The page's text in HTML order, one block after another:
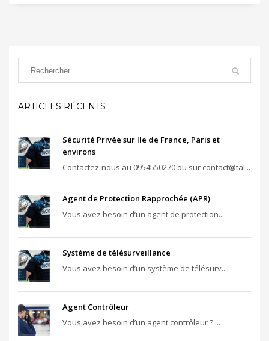
ARTICLES RÉCENTS
Sécurité Privée sur Ile de France, Paris et
environs
Contactez-nous au 0954550270 ou sur contact@tal...
Agent de Protection Rapprochée (APR)
Vous avez besoin d’un agent de protection...
Système de télésurveillance
Vous avez besoin d’un système de télésurv...
Agent Contrôleur
Vous avez besoin d’un agent contrôleur ? ...